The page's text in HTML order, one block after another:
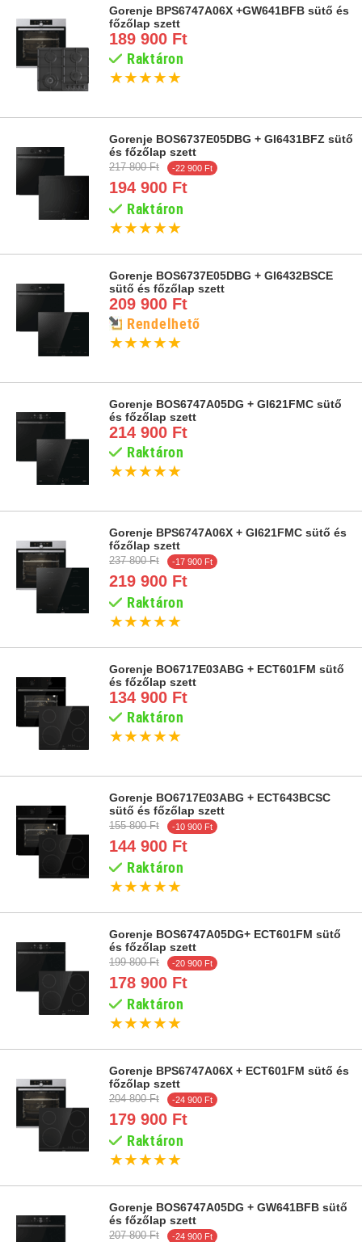
Gorenje BPS6747A06X +GW641BFB sütő és
főzőlap szett
189 900 Ft
Raktáron
★★★★★
Gorenje BOS6737E05DBG + GI6431BFZ sütő
és főzőlap szett
217 800 Ft -22 900 Ft
194 900 Ft
Raktáron
★★★★★
Gorenje BOS6737E05DBG + GI6432BSCE
sütő és főzőlap szett
209 900 Ft
Rendelhető
★★★★★
Gorenje BOS6747A05DG + GI621FMC sütő
és főzőlap szett
214 900 Ft
Raktáron
★★★★★
Gorenje BPS6747A06X + GI621FMC sütő és
főzőlap szett
237 800 Ft -17 900 Ft
219 900 Ft
Raktáron
★★★★★
Gorenje BO6717E03ABG + ECT601FM sütő
és főzőlap szett
134 900 Ft
Raktáron
★★★★★
Gorenje BO6717E03ABG + ECT643BCSC
sütő és főzőlap szett
155 800 Ft -10 900 Ft
144 900 Ft
Raktáron
★★★★★
Gorenje BOS6747A05DG+ ECT601FM sütő
és főzőlap szett
199 800 Ft -20 900 Ft
178 900 Ft
Raktáron
★★★★★
Gorenje BPS6747A06X + ECT601FM sütő és
főzőlap szett
204 800 Ft -24 900 Ft
179 900 Ft
Raktáron
★★★★★
Gorenje BOS6747A05DG + GW641BFB sütő
és főzőlap szett
207 800 Ft -24 900 Ft